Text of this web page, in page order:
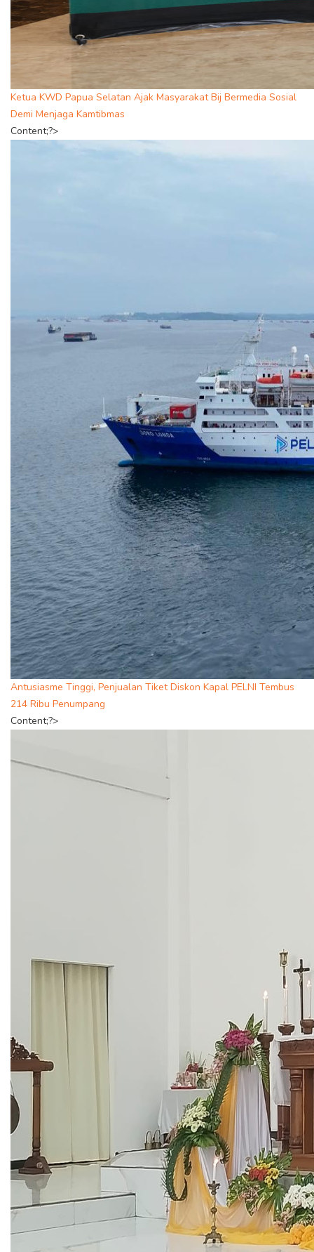
Ketua KWD Papua Selatan Ajak Masyarakat Bij Bermedia Sosial
Demi Menjaga Kamtibmas
Content;?>
Antusiasme Tinggi, Penjualan Tiket Diskon Kapal PELNI Tembus
214 Ribu Penumpang
Content;?>